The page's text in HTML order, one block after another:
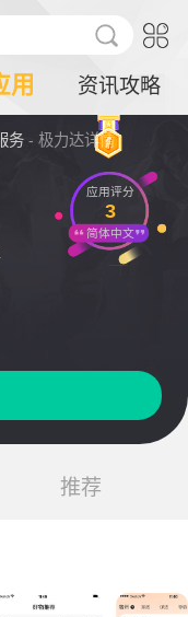
用 资讯攻略
务 - 极力达详情
应用评分
3
简体中文
推荐